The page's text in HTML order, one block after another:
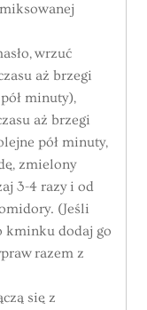
wrzuć
aż brzegi
minuty),
aż brzegi
pół minuty,
zmielony
3-4 razy i od
(Jeśli
kminku dodaj go
razem z
się z